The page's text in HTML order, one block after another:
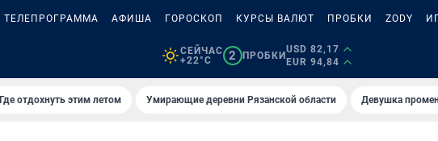
ТЕЛЕПРОГРАММА АФИША ГОРОСКОП КУРСЫ ВАЛЮТ ПРОБКИ ZODY
СЕЙЧАС
+22°C
2 ПРОБКИ
USD 82,17
EUR 94,84
Где отдохнуть этим летом Умирающие деревни Рязанской области Девушка